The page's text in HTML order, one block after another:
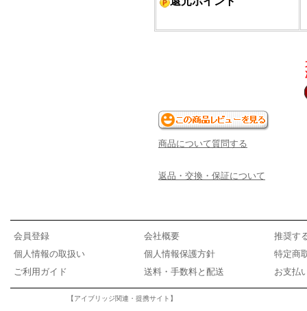
商品について質問する
返品・交換・保証について
会員登録 会社概要
推奨す
個人情報の取扱い
個人情報保護方針
特定商
ご利用ガイド
送料・手数料と配送 お支払
【アイブリッジ関連・提携サイト】